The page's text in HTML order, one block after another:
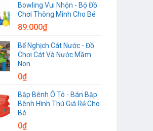
Bowling Vui Nhộn - Bộ Đồ
Chơi Thông Minh Cho Bé
89.000₫
Bể Nghịch Cát Nước - Đồ
Chơi Cát Và Nước Mầm
Non
0₫
Bập Bênh Ô Tô - Bán Bập
Bênh Hình Thú Giá Rẻ Cho
Bé
0₫